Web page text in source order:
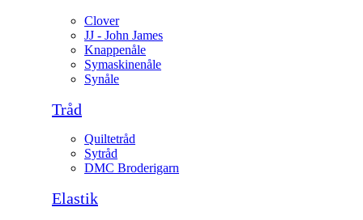
Clover
JJ - John James
Knappenåle
Symaskinenåle
Synåle
Tråd
Quiltetråd
Sytråd
DMC Broderigarn
Elastik